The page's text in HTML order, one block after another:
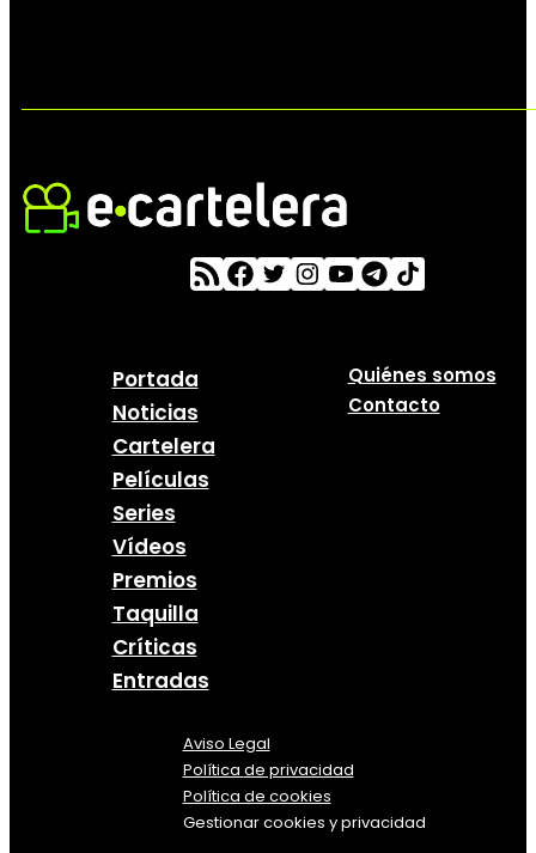
Portada
Noticias
Cartelera
Películas
Series
Vídeos
Premios
Taquilla
Críticas
Entradas
Quiénes somos
Contacto
Aviso Legal
Política de privacidad
Política de cookies
Gestionar cookies y privacidad